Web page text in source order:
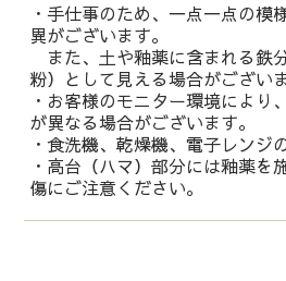
・手仕事のため、一点一点の模
異がございます。
また、土や釉薬に含まれる鉄
粉）として見える場合がございま
・お客様のモニター環境により
が異なる場合がございます。
・食洗機、乾燥機、電子レンジ
・高台（ハマ）部分には釉薬を
傷にご注意ください。